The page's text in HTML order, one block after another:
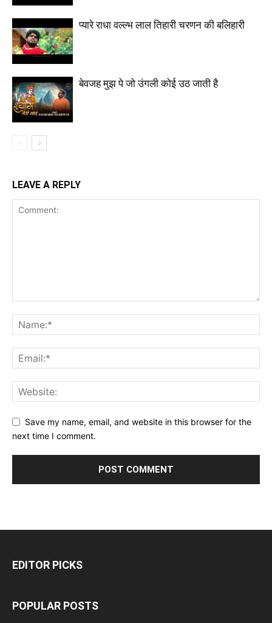
प्यारे राधा वल्ल्भ लाल तिहारी चरणन की बलिहारी
बेवजह मुझ पे जो उंगली कोई उठ जाती है
LEAVE A REPLY
Save my name, email, and website in this browser for the
next time I comment.
EDITOR PICKS
POPULAR POSTS